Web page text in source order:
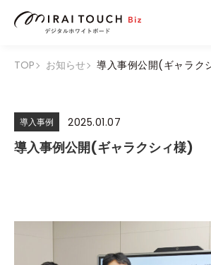
TOP お知らせ 導入事例公開(ギャラク
導入事例 2025.01.07
導入事例公開(ギャラクシィ様)